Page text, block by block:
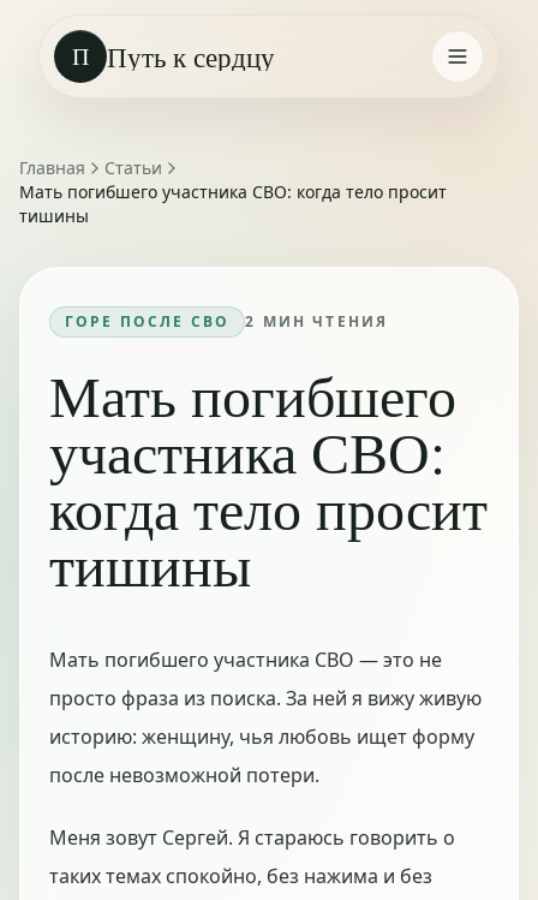
П Путь к сердцу
Главная
Статьи
Мать погибшего участника СВО: когда тело просит
тишины
ГОРЕ ПОСЛЕ СВО 2 МИН ЧТЕНИЯ
Мать погибшего
участника СВО:
когда тело просит
тишины
Мать погибшего участника СВО — это не
просто фраза из поиска. За ней я вижу живую
историю: женщину, чья любовь ищет форму
после невозможной потери.
Меня зовут Сергей. Я стараюсь говорить о
таких темах спокойно, без нажима и без